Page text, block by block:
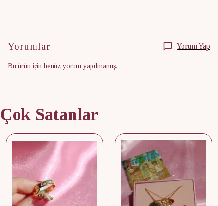
Yorumlar Yorum Yap
Bu ürün için henüz yorum yapılmamış.
Çok Satanlar